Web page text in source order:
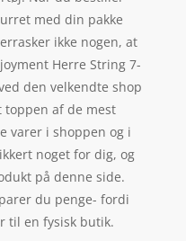
med din pakke
ikke nogen, at
Herre String 7-
den velkendte shop
af de mest
varer i shoppen og i
noget for dig, og
på denne side.
du penge- fordi
til en fysisk butik.